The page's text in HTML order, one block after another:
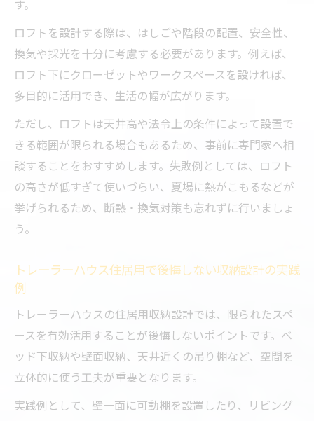
ロフト付きトレーラーハウス内装から学ぶ
快適空間設計
トレーラーハウス住居用中古の内装アレン
ジ事例
す。
ロフトを設計する際は、はしごや階段の配置、安全性、
換気や採光を十分に考慮する必要があります。例えば、
ロフト下にクローゼットやワークスペースを設ければ、
多目的に活用でき、生活の幅が広がります。
ただし、ロフトは天井高や法令上の条件によって設置で
きる範囲が限られる場合もあるため、事前に専門家へ相
談することをおすすめします。失敗例としては、ロフト
の高さが低すぎて使いづらい、夏場に熱がこもるなどが
挙げられるため、断熱・換気対策も忘れずに行いましょ
う。
トレーラーハウス住居用で後悔しない収納設計の実践
例
トレーラーハウスの住居用収納設計では、限られたスペ
ースを有効活用することが後悔しないポイントです。ベ
ッド下収納や壁面収納、天井近くの吊り棚など、空間を
立体的に使う工夫が重要となります。
実践例として、壁一面に可動棚を設置したり、リビング